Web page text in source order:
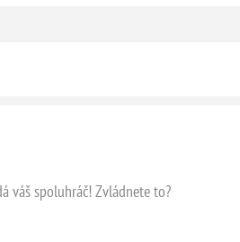
váš spoluhráč! Zvládnete to?